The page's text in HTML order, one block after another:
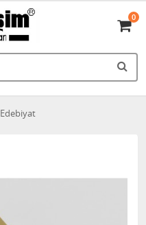
0
Edebiyat